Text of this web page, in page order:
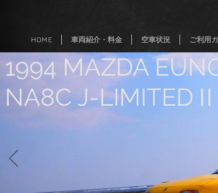
HOME 車両紹介・料金 空車状況 ご利用
1994 MAZDA
NA8C J-LIMITEDⅡ